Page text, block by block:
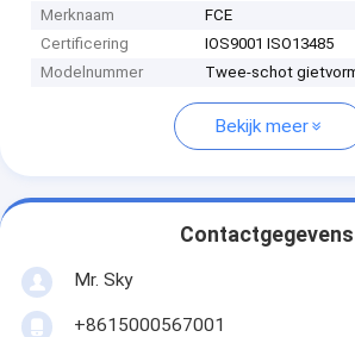
Merknaam
FCE
Certificering
IOS9001 ISO13485
Modelnummer
Twee-schot
Bekijk meer
Contactgegevens
Mr. Sky
+8615000567001